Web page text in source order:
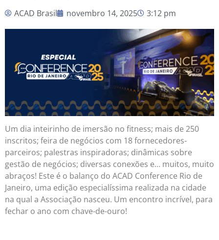
ACAD Brasil novembro 14, 2025 3:12 pm
Um dia inteirinho de imersão no fitness; mais de 250
inscritos; feira de negócios com 18 fornecedores-
parceiros; palestras inspiradoras; dinâmicas sobre
gestão de negócios; diversas conexões e… muitos, muito
abraços! Este é o balanço do ACAD Conference Rio de
Janeiro, uma edição especialíssima realizada na cidade
na qual a Associação nasceu. Um encontro incrível, para
fechar o ano com chave-de-ouro!